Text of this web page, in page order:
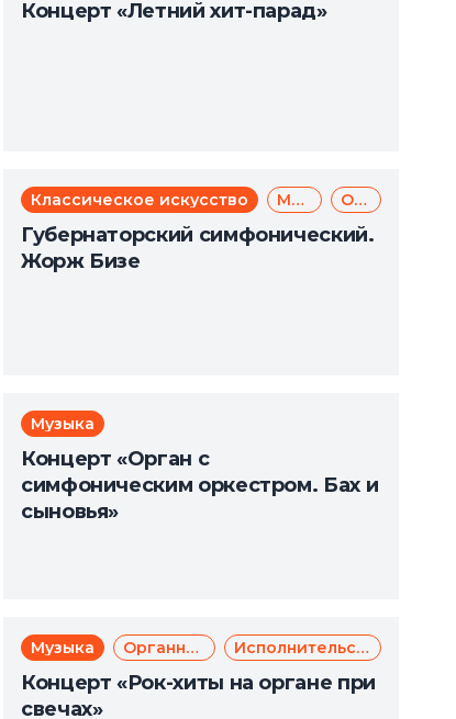
Концерт «Летний хит-парад»
Классическое искусство Музыка Опера
Губернаторский симфонический.
Жорж Бизе
Музыка
Концерт «Орган с
симфоническим оркестром. Бах и
сыновья»
Музыка Органная музыка Исполнительское искусство
Концерт «Рок-хиты на органе при
свечах»